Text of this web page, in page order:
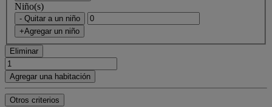
Niño(s)
- Quitar a un niño
+Agregar un niño
Eliminar
Agregar una habitación
Otros criterios